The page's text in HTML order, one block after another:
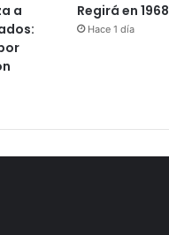
a
Regirá en 1968
Hace 1 día